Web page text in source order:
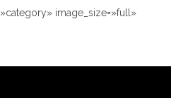
image_size=»full»